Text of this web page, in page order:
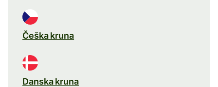
Češka kruna
Danska kruna